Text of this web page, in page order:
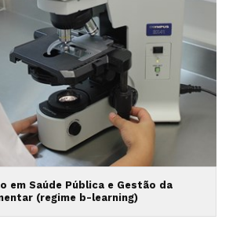
em Saúde Pública e Gestão da
(regime b-learning)